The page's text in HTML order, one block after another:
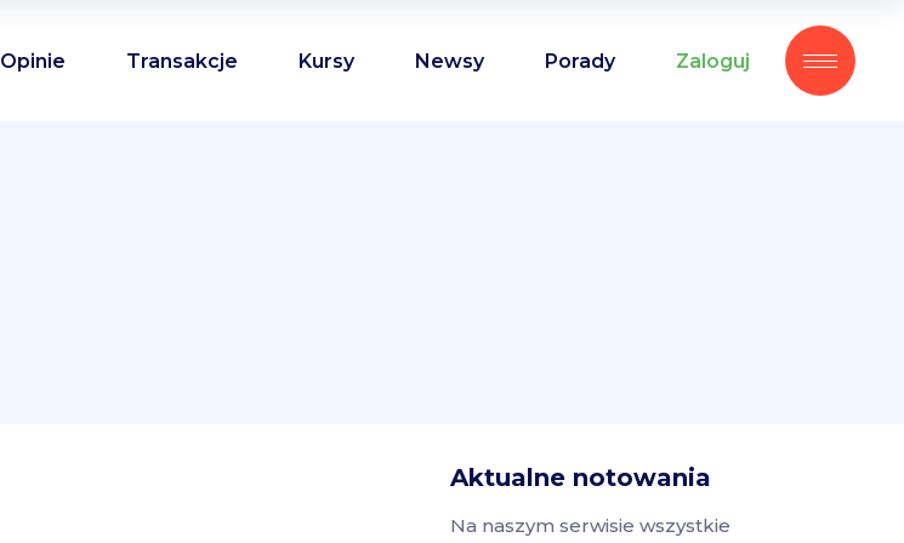
Opinie Transakcje Kursy Newsy Porady Zaloguj
Aktualne notowania
Na naszym serwisie wszystkie